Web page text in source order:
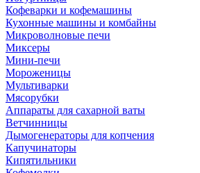
Кофеварки и кофемашины
Кухонные машины и комбайны
Микроволновые печи
Миксеры
Мини-печи
Мороженицы
Мультиварки
Мясорубки
Аппараты для сахарной ваты
Ветчинницы
Дымогенераторы для копчения
Капучинаторы
Кипятильники